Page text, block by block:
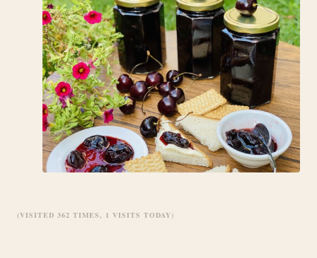
(VISITED 362 TIMES, 1 VISITS TODAY)